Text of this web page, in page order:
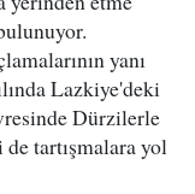
yanı
Lazkiye'deki
Dürzilerle
tartışmalara yol